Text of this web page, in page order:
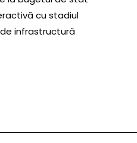
cu stadiul
infrastructură